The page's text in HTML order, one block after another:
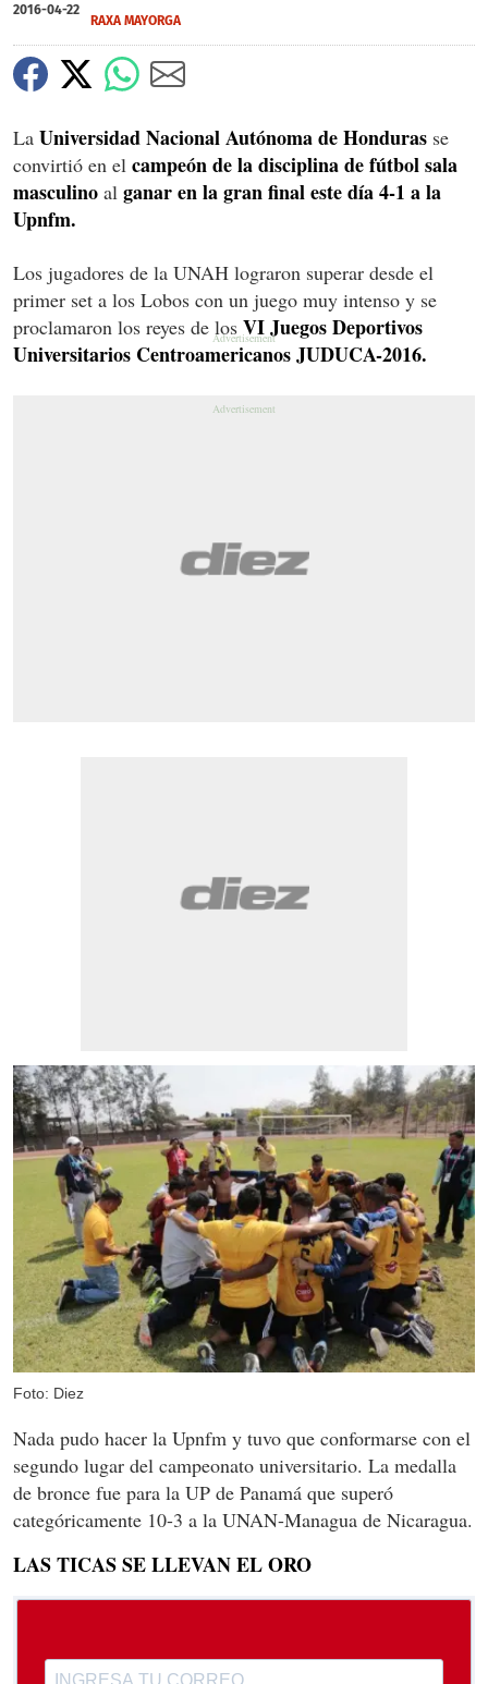
2016-04-22
RAXA MAYORGA
La Universidad Nacional Autónoma de Honduras se
convirtió en el campeón de la disciplina de fútbol sala
masculino al ganar en la gran final este día 4-1 a la
Upnfm.
Los jugadores de la UNAH lograron superar desde el
primer set a los Lobos con un juego muy intenso y se
proclamaron los reyes de los VI Juegos Deportivos
Universitarios Centroamericanos JUDUCA-2016.
Foto: Diez
Nada pudo hacer la Upnfm y tuvo que conformarse con el
segundo lugar del campeonato universitario. La medalla
de bronce fue para la UP de Panamá que superó
categóricamente 10-3 a la UNAN-Managua de Nicaragua.
LAS TICAS SE LLEVAN EL ORO